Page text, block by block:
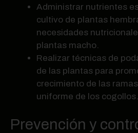
Administrar nutrientes
cultivo de plantas
necesidades
plantas macho.
Realizar técnicas de
de las plantas para
crecimiento de las
uniforme de los cogollos.
Prevención y